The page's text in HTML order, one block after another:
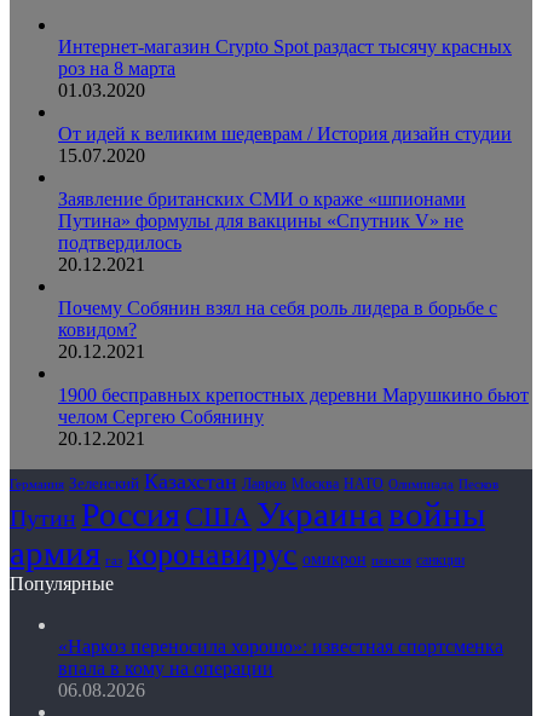
Интернет-магазин Crypto Spot раздаст тысячу красных
роз на 8 марта
01.03.2020
От идей к великим шедеврам / История дизайн студии
15.07.2020
Заявление британских СМИ о краже «шпионами
Путина» формулы для вакцины «Спутник V» не
подтвердилось
20.12.2021
Почему Собянин взял на себя роль лидера в борьбе с
ковидом?
20.12.2021
1900 бесправных крепостных деревни Марушкино бьют
челом Сергею Собянину
20.12.2021
Германия Зеленский Казахстан Лавров Москва НАТО Олимпиада Песков
Путин РоссияСШАУкраинавойны
армия газ коронавирус омикрон пенсия санкции
Популярные
«Наркоз переносила хорошо»: известная спортсменка
впала в кому на операции
06.08.2026